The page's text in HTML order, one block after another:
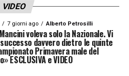
VIDEO
7 giorni ago Alberto Petrosilli
voleva solo la Nazionale. Vi
davvero dietro le quinte
Primavera male del
ESCLUSIVA e VIDEO